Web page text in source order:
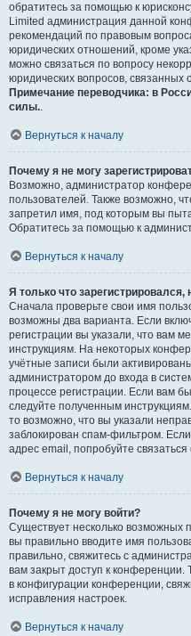
обратитесь за помощью к
Limited администрация данной
рекомендаций по правовым
юридических отношений, кроме
можно связаться по вопросу
юридических вопросов, связанных
Примечание переводчика: в
силы..
Вернуться к началу
Почему я не могу
Возможно, администратор
пользователей. Также возможно,
запретил имя, под которым вы
Обратитесь за помощью к
Вернуться к началу
Я только что зарегистрировался,
Сначала проверьте свои имя
возможны два варианта. Если
регистрации вы указали, что вам
инструкциям. На некоторых
учётные записи были
администратором до входа в
процессе регистрации. Если вам
следуйте полученным
то возможно, что вы указали
заблокирован спам-фильтром.
адрес email, попробуйте
Вернуться к началу
Почему я не могу войти?
Существует несколько возможных
вы правильно вводите имя
правильно, свяжитесь с
вам закрыт доступ к
в конфигурации конференции,
исправления настроек.
Вернуться к началу